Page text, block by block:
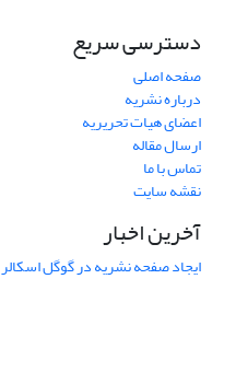
دسترسی سریع
صفحه اصلی
درباره نشریه
اعضای هیات تحریریه
ارسال مقاله
تماس با ما
نقشه سایت
آخرین اخبار
ایجاد صفحه نشریه در گوگل اسکالر